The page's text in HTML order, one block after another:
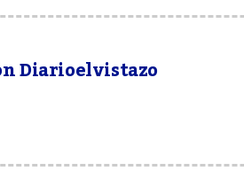
Diarioelvistazo